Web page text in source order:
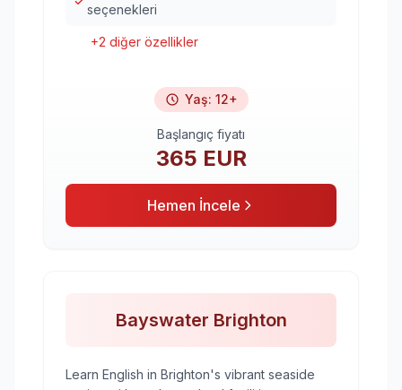
seçenekleri
+2 diğer özellikler
Yaş: 12+
Başlangıç fiyatı
365 EUR
Hemen İncele
Bayswater Brighton
Learn English in Brighton's vibrant seaside